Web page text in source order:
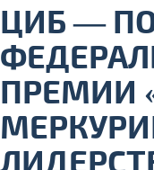
ЦИБ —
ПРЕМИИ